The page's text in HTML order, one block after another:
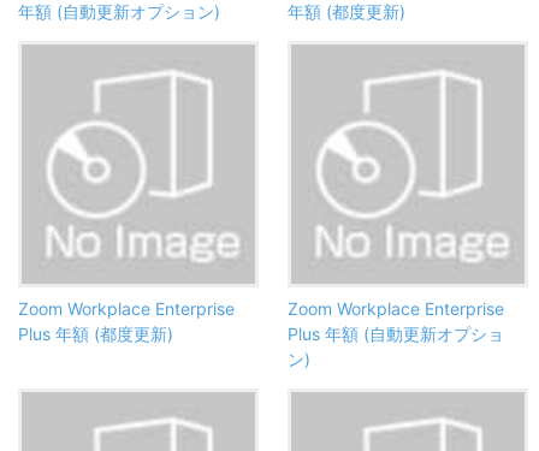
年額 (自動更新オプション) 年額 (都度更新)
Zoom Workplace Enterprise
Plus 年額 (都度更新)
Zoom Workplace Enterprise
Plus 年額 (自動更新オプショ
ン)